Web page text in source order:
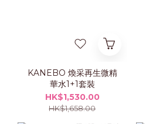
KANEBO 煥采再生微精
華水1+1套裝
HK$1,530.00
HK$1,658.00